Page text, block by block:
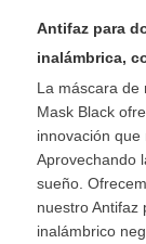
Antifaz para
inalámbrica,
La máscara de
Mask Black
innovación que
Aprovechando
sueño.
nuestro Antifaz
inalámbrico